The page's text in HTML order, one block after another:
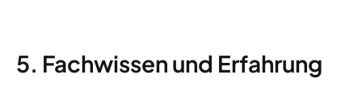
5. Fachwissen und Erfahrung